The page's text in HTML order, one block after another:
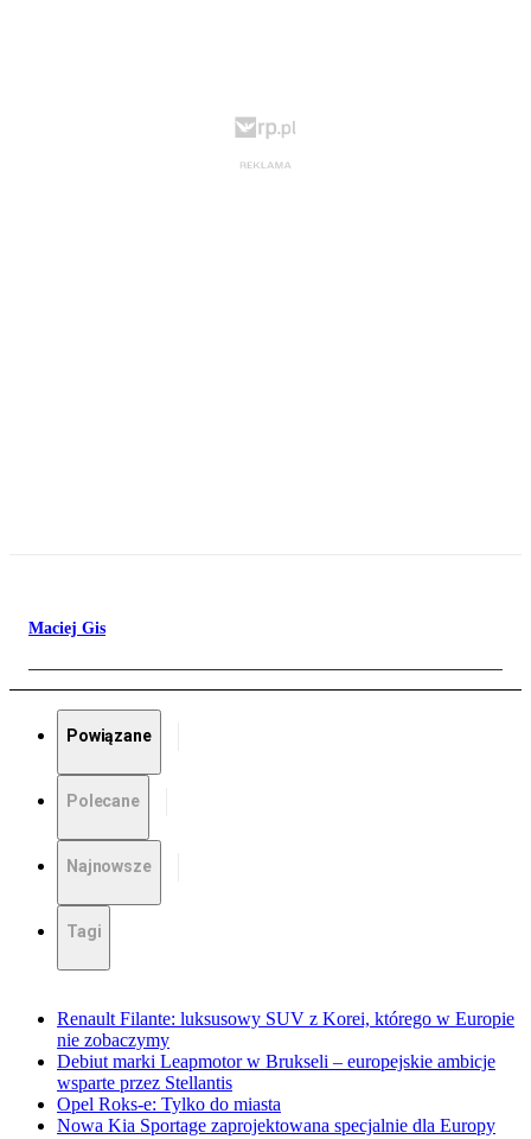
Maciej Gis
Powiązane
Polecane
Najnowsze
Tagi
Renault Filante: luksusowy SUV z Korei, którego w Europie
nie zobaczymy
Debiut marki Leapmotor w Brukseli – europejskie ambicje
wsparte przez Stellantis
Opel Roks-e: Tylko do miasta
Nowa Kia Sportage zaprojektowana specjalnie dla Europy